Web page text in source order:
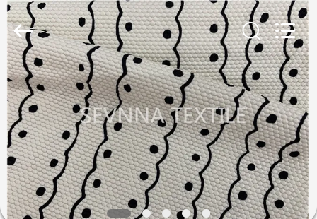
MAISON
PRODUITS
VR
SHOW
2019
2026
SEVNNA
TEXTILE.
All
Rights
Reserved.